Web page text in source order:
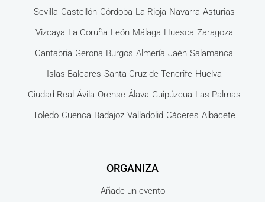
Sevilla Castellón Córdoba La Rioja Navarra Asturias
Vizcaya La Coruña León Málaga Huesca Zaragoza
Cantabria Gerona Burgos Almería Jaén Salamanca
Islas Baleares Santa Cruz de Tenerife Huelva
Ciudad Real Ávila Orense Álava Guipúzcua Las Palmas
Toledo Cuenca Badajoz Valladolid Cáceres Albacete
ORGANIZA
Añade un evento